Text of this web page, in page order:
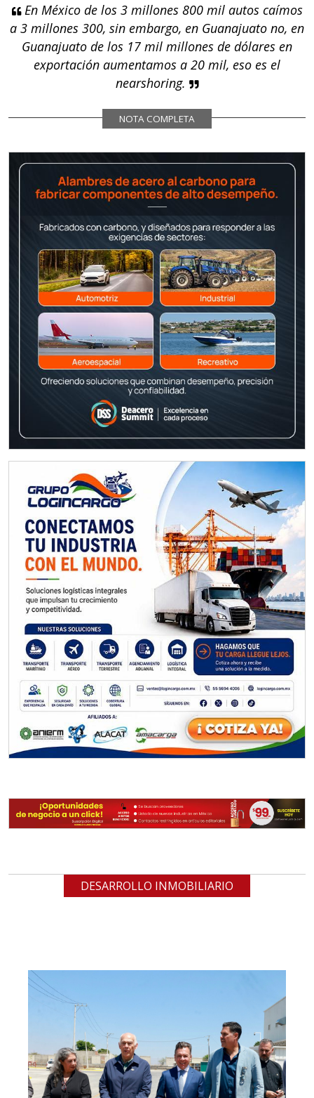
En México de los 3 millones 800 mil autos caímos
a 3 millones 300, sin embargo, en Guanajuato no, en
Guanajuato de los 17 mil millones de dólares en
exportación aumentamos a 20 mil, eso es el
nearshoring.
NOTA COMPLETA
DESARROLLO INMOBILIARIO